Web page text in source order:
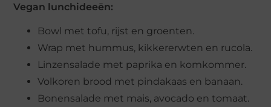
Vegan lunchideeën:
Bowl met tofu, rijst en groenten.
Wrap met hummus, kikkererwten en rucola.
Linzensalade met paprika en komkommer.
Volkoren brood met pindakaas en banaan.
Bonensalade met mais, avocado en tomaat.